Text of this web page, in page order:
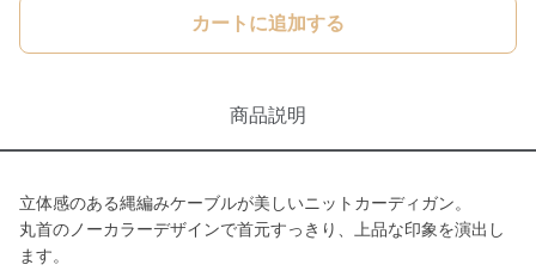
カートに追加する
商品説明
立体感のある縄編みケーブルが美しいニットカーディガン。
丸首のノーカラーデザインで首元すっきり、上品な印象を演出し
ます。